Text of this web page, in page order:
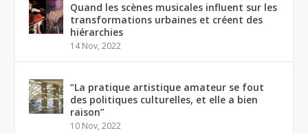
Quand les scènes musicales influent sur les
transformations urbaines et créent des
hiérarchies
14 Nov, 2022
“La pratique artistique amateur se fout
des politiques culturelles, et elle a bien
raison”
10 Nov, 2022